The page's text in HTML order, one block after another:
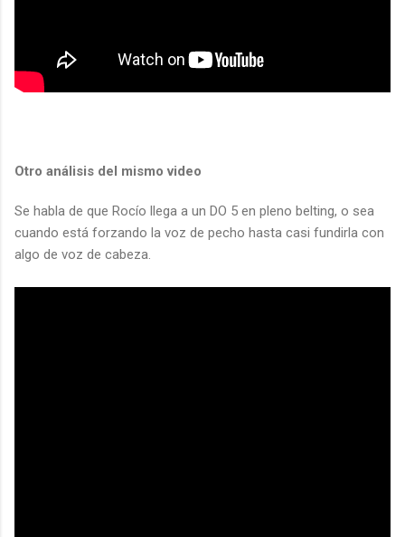
Otro análisis del mismo video
Se habla de que Rocío llega a un DO 5 en pleno belting, o sea
cuando está forzando la voz de pecho hasta casi fundirla con
algo de voz de cabeza.